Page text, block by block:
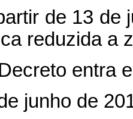
de 13 de
reduzida a
entra
junho de